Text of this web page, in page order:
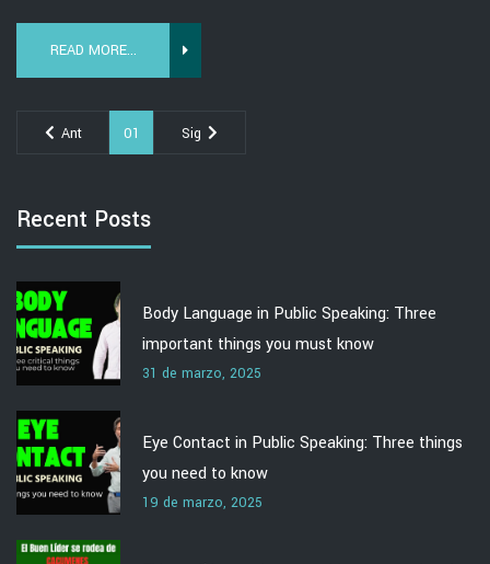
READ MORE...
Ant 01 Sig
Recent Posts
Body Language in Public Speaking: Three
important things you must know
31 de marzo, 2025
Eye Contact in Public Speaking: Three things
you need to know
19 de marzo, 2025